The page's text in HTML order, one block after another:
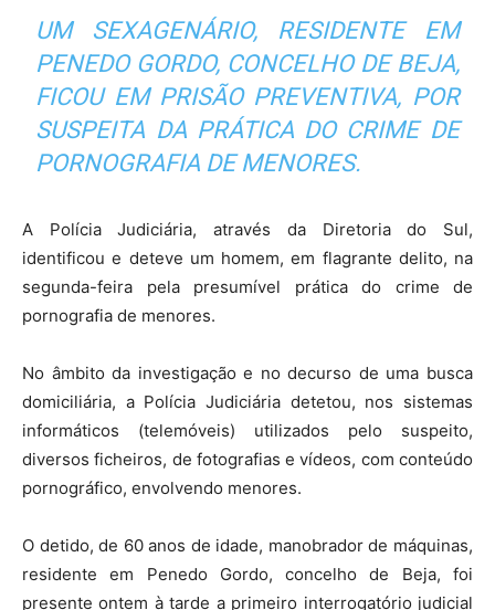
UM SEXAGENÁRIO, RESIDENTE EM
PENEDO GORDO, CONCELHO DE BEJA,
FICOU EM PRISÃO PREVENTIVA, POR
SUSPEITA DA PRÁTICA DO CRIME DE
PORNOGRAFIA DE MENORES.
A Polícia Judiciária, através da Diretoria do Sul,
identificou e deteve um homem, em flagrante delito, na
segunda-feira pela presumível prática do crime de
pornografia de menores.
No âmbito da investigação e no decurso de uma busca
domiciliária, a Polícia Judiciária detetou, nos sistemas
informáticos (telemóveis) utilizados pelo suspeito,
diversos ficheiros, de fotografias e vídeos, com conteúdo
pornográfico, envolvendo menores.
O detido, de 60 anos de idade, manobrador de máquinas,
residente em Penedo Gordo, concelho de Beja, foi
presente ontem à tarde a primeiro interrogatório judicial